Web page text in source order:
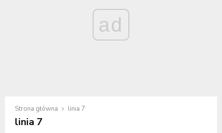
ad
Strona główna linia 7
linia 7